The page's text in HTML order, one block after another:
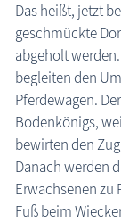
Das heißt, jetzt
geschmückte
abgeholt
begleiten den
Pferdewagen.
Bodenkönigs,
bewirten den
Danach werden
Erwachsenen zu
Fuß beim